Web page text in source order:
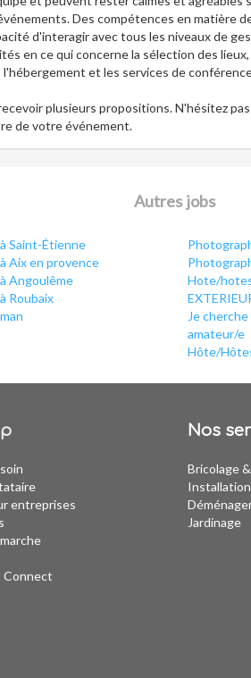
Des compétences en matière
d'interagir avec tous les niveaux de
en ce qui concerne la sélection des
et les services de
plusieurs propositions. N'hésitez
de votre événement.
Autres jobs
Saint-Étienne
Aix en provence
Angoulême
Roubaix
Hote/
Je
amateur/e
Hôte/
entreprises
Connect
Nos
Bricolage
Installation
Jardinage